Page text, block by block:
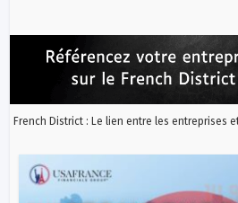
French District : Le lien entre les entreprises